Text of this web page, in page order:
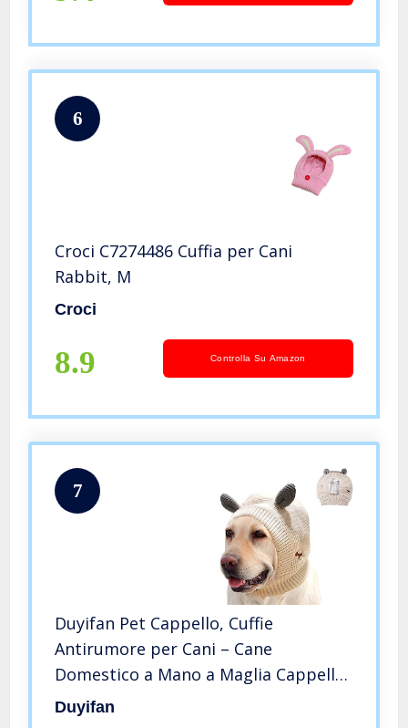
6
Croci C7274486 Cuffia per Cani
Rabbit, M
Croci
8.9 Controlla Su Amazon
7
Duyifan Pet Cappello, Cuffie
Antirumore per Cani – Cane
Domestico a Mano a Maglia Cappello,
Protezione per Le Orecchie per
Duyifan